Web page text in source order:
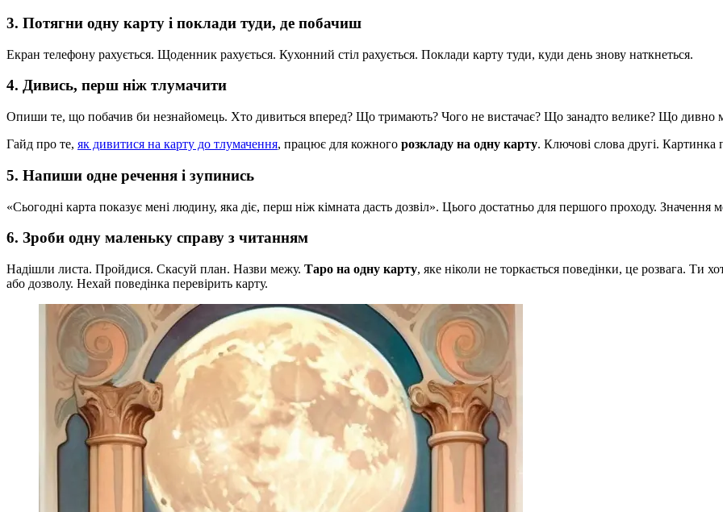
3. Потягни одну карту і поклади туди, де побачиш
Екран телефону рахується. Щоденник рахується. Кухонний стіл рахується. Поклади карту туди, куди день знову наткнеться.
4. Дивись, перш ніж тлумачити
Опиши те, що побачив би незнайомець. Хто дивиться вперед? Що тримають? Чого не вистачає? Що занадто велике? Що дивно
Гайд про те, як дивитися на карту до тлумачення, працює для кожного розкладу на одну карту. Ключові слова другі. Картинка
5. Напиши одне речення і зупинись
«Сьогодні карта показує мені людину, яка діє, перш ніж кімната дасть дозвіл». Цього достатньо для першого проходу. Значення
6. Зроби одну маленьку справу з читанням
Надішли листа. Пройдися. Скасуй план. Назви межу. Таро на одну карту, яке ніколи не торкається поведінки, це розвага. Ти
або дозволу. Нехай поведінка перевірить карту.